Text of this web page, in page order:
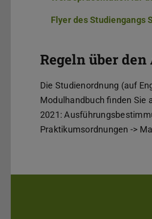
Flyer des Studiengangs
Regeln über
Die Studienordnung (auf
Modulhandbuch finden Sie
2021:
Praktikumsordnungen ->